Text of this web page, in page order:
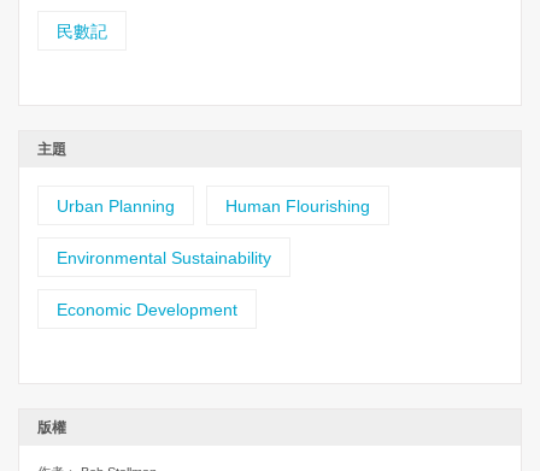
民數記
主題
Urban Planning Human Flourishing
Environmental Sustainability
Economic Development
版權